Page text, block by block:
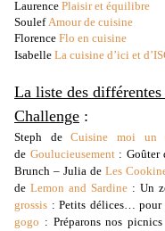
Laurence Plaisir et équilibre
SoulefAmour de cuisine
Florence Flo en cuisine
Isabelle La cuisine d’ici et
La liste des
Challenge :
Steph de Cuisine moi un
de Goulucieusement : Goûter
Brunch – Julia de Les
de Lemon and Sardine : Un
grossis : Petits délices… pour
gogo : Préparons nos